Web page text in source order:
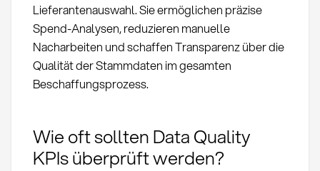
Lieferantenauswahl. Sie ermöglichen präzise
Spend-Analysen, reduzieren manuelle
Nacharbeiten und schaffen Transparenz über die
Qualität der Stammdaten im gesamten
Beschaffungsprozess.
Wie oft sollten Data Quality
KPIs überprüft werden?